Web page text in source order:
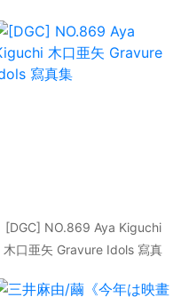
[DGC] NO.869 Aya Kiguchi
木口亜矢 Gravure Idols 寫真